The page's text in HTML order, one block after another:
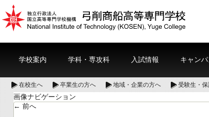
学校案内 学科・専攻科 入試情報 キャンパ
在校生へ 卒業生の方へ 地域・企業の方へ 受験生・
画像ナビゲーション
← 前へ